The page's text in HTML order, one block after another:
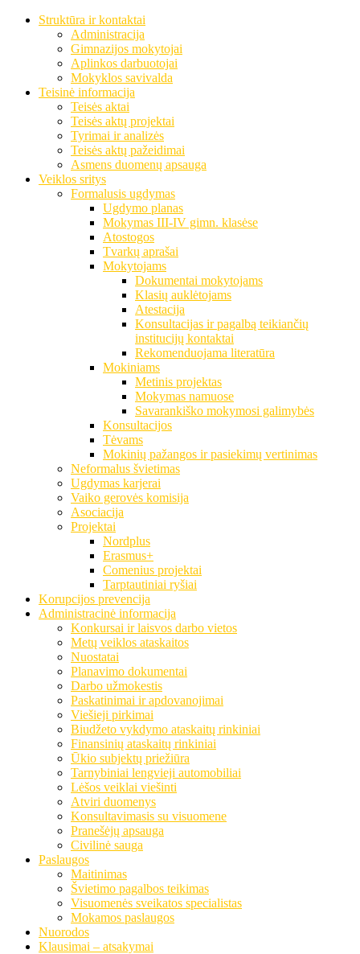
Struktūra ir kontaktai
Administracija
Gimnazijos mokytojai
Aplinkos darbuotojai
Mokyklos savivalda
Teisinė informacija
Teisės aktai
Teisės aktų projektai
Tyrimai ir analizės
Teisės aktų pažeidimai
Asmens duomenų apsauga
Veiklos sritys
Formalusis ugdymas
Ugdymo planas
Mokymas III-IV gimn. klasėse
Atostogos
Tvarkų aprašai
Mokytojams
Dokumentai mokytojams
Klasių auklėtojams
Atestacija
Konsultacijas ir pagalbą teikiančių
institucijų kontaktai
Rekomenduojama literatūra
Mokiniams
Metinis projektas
Mokymas namuose
Savarankiško mokymosi galimybės
Konsultacijos
Tėvams
Mokinių pažangos ir pasiekimų vertinimas
Neformalus švietimas
Ugdymas karjerai
Vaiko gerovės komisija
Asociacija
Projektai
Nordplus
Erasmus+
Comenius projektai
Tarptautiniai ryšiai
Korupcijos prevencija
Administracinė informacija
Konkursai ir laisvos darbo vietos
Metų veiklos ataskaitos
Nuostatai
Planavimo dokumentai
Darbo užmokestis
Paskatinimai ir apdovanojimai
Viešieji pirkimai
Biudžeto vykdymo ataskaitų rinkiniai
Finansinių ataskaitų rinkiniai
Ūkio subjektų priežiūra
Tarnybiniai lengvieji automobiliai
Lėšos veiklai viešinti
Atviri duomenys
Konsultavimasis su visuomene
Pranešėjų apsauga
Civilinė sauga
Paslaugos
Maitinimas
Švietimo pagalbos teikimas
Visuomenės sveikatos specialistas
Mokamos paslaugos
Nuorodos
Klausimai – atsakymai